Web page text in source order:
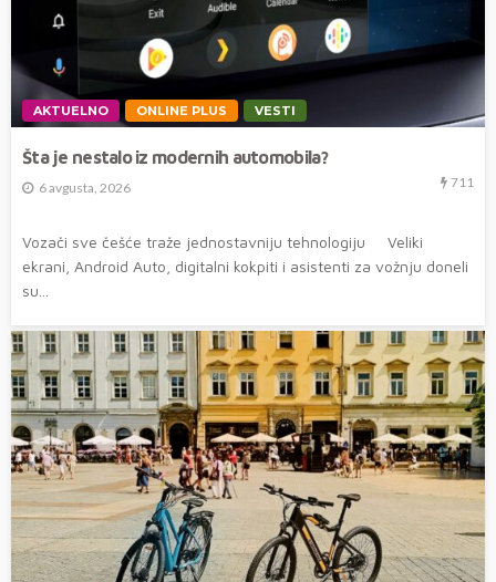
AKTUELNO ONLINE PLUS VESTI
Šta je nestalo iz modernih automobila?
6 avgusta, 2026 711
Vozači sve češće traže jednostavniju tehnologiju Veliki
ekrani, Android Auto, digitalni kokpiti i asistenti za vožnju doneli
su...